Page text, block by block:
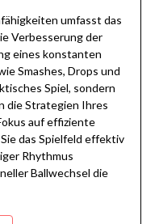
umfasst das
Verbesserung der
eines konstanten
Smashes, Drops und
Spiel, sondern
die Strategien Ihres
auf effiziente
das Spielfeld effektiv
Rhythmus
Ballwechsel die